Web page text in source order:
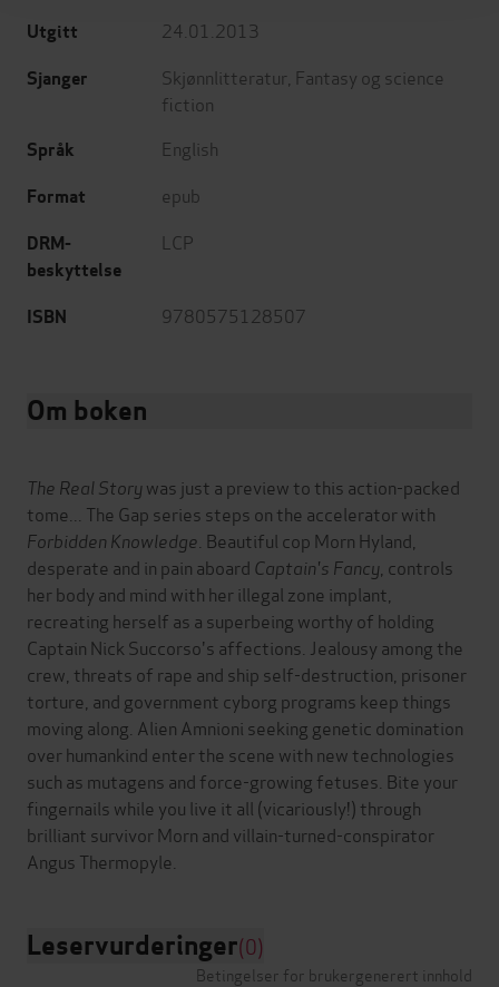
Utgitt 24.01.2013
Sjanger Skjønnlitteratur Fantasy og science
fiction
Språk English
Format epub
DRM-
beskyttelse
LCP
ISBN 9780575128507
Om boken
The Real Storywas just a preview to this action-packed
tome... The Gap series steps on the accelerator with
Forbidden Knowledge . Beautiful cop Morn Hyland,
desperate and in pain aboard Captain's Fancy , controls
her body and mind with her illegal zone implant,
recreating herself as a superbeing worthy of holding
Captain Nick Succorso's affections. Jealousy among the
crew, threats of rape and ship self-destruction, prisoner
torture, and government cyborg programs keep things
moving along. Alien Amnioni seeking genetic domination
over humankind enter the scene with new technologies
such as mutagens and force-growing fetuses. Bite your
fingernails while you live it all (vicariously!) through
brilliant survivor Morn and villain-turned-conspirator
Leservurderinger(0)
Betingelser for brukergenerert innhold